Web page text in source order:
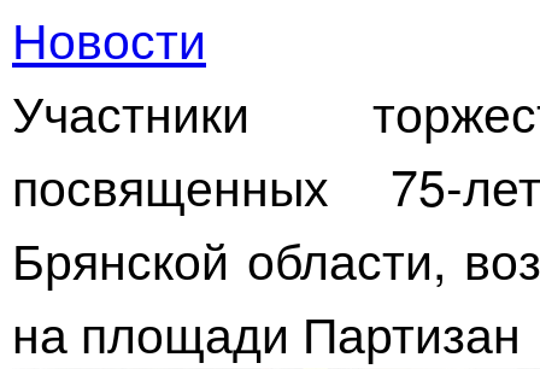
Новости
Участники
посвященных 75-
Брянской области,
на площади Партизан